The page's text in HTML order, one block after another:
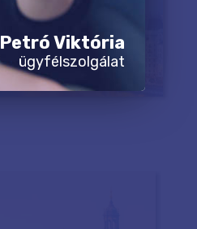
Petró Viktória
ügyfélszolgálat